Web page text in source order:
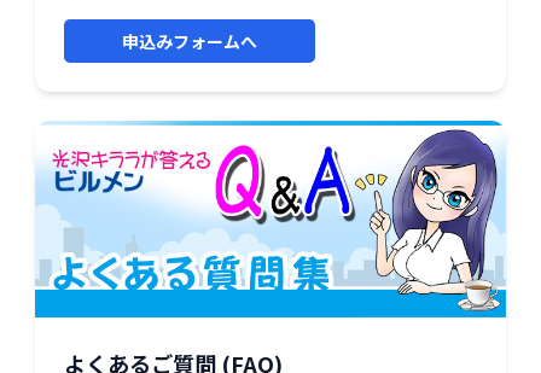
申込みフォームへ
よくあるご質問 (FAQ)